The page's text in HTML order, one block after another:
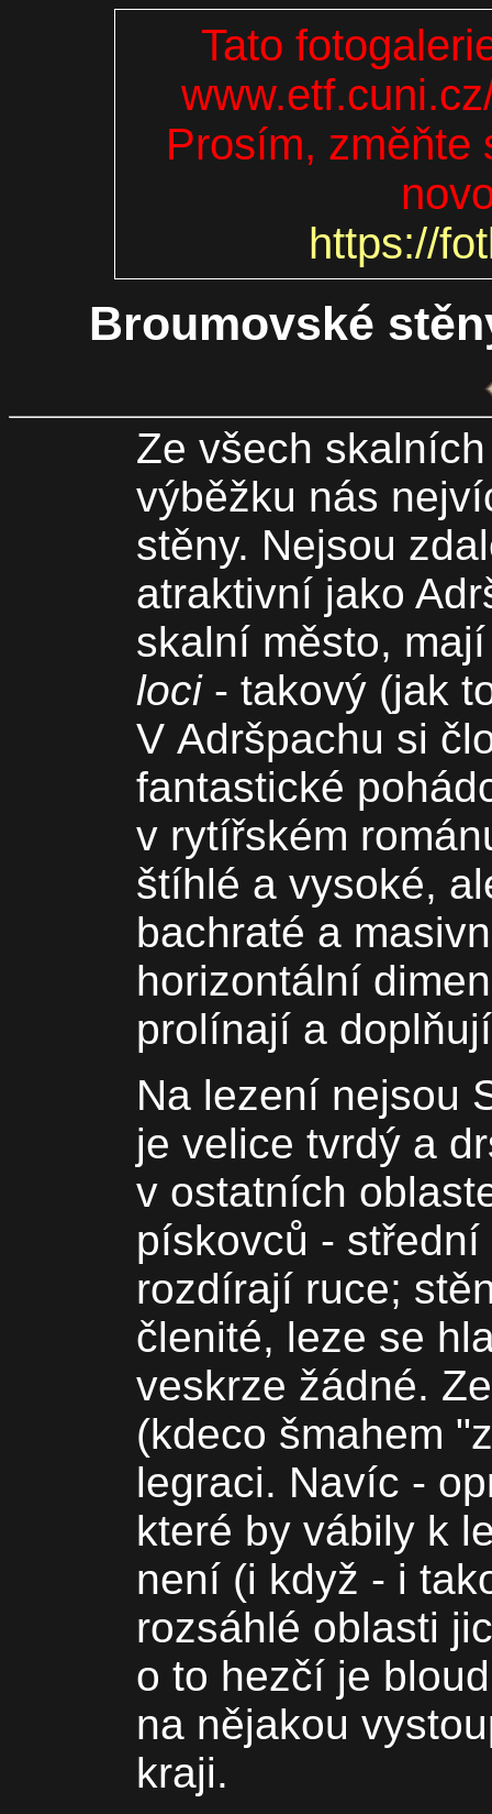
Tato
Prosím, změňte
https://
Broumovské
Ze všech
výběžku nás
stěny. Nejsou
atraktivní jako
skalní město,
loci- takový (jak
V Adršpachu si
fantastické
v rytířském
štíhlé a vysoké,
bachraté a
horizontální
prolínají a
Na lezení nejsou
je velice tvrdý a
v ostatních
pískovců -
rozdírají ruce;
členité, leze se
veskrze žádné.
(kdeco šmahem
legraci. Navíc -
které by vábily k
není (i když - i
rozsáhlé oblasti
o to hezčí je
na nějakou
kraji.